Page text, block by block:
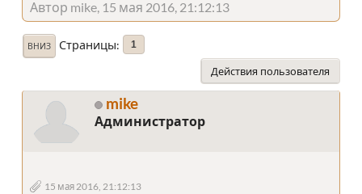
Автор mike, 15 мая 2016, 21:12:13
ВНИЗ Страницы 1
Действия пользователя
mike
Администратор
15 мая 2016, 21:12:13